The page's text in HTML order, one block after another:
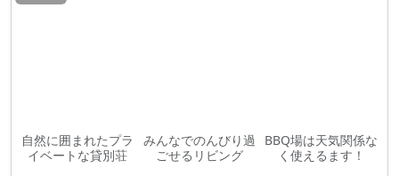
自然に囲まれたプラ
イベートな貸別荘
みんなでのんびり過
ごせるリビング
BBQ場は天気関係な
く使えるます！